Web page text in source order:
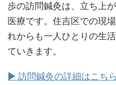
歩の訪問鍼灸は、立ち上
医療です。住吉区での現
れからも一人ひとりの生
ていきます。
▶ 訪問鍼灸の詳細はこちら